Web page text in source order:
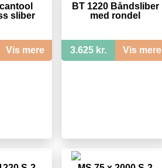
sliber
Vis mere
BT 1220 Båndsliber
med rondel
3.625 kr. Vis mere